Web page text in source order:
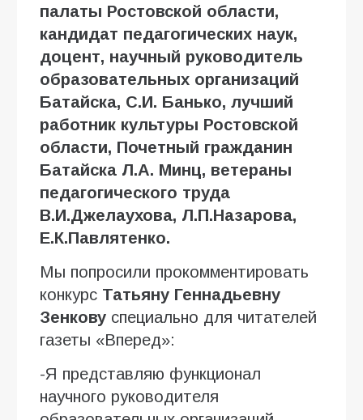
палаты Ростовской области,
кандидат педагогических наук,
доцент, научный руководитель
образовательных организаций
Батайска, С.И. Банько, лучший
работник культуры Ростовской
области, Почетный гражданин
Батайска Л.А. Минц, ветераны
педагогического труда
В.И.Джелаухова, Л.П.Назарова,
Е.К.Павлятенко.
Мы попросили прокомментировать
конкурс Татьяну Геннадьевну
Зенкову специально для читателей
газеты «Вперед»:
-Я представляю функционал
научного руководителя